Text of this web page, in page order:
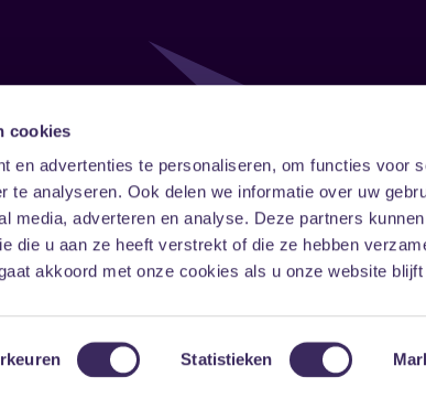
cookies
en advertenties te personaliseren, om functies voor
te analyseren. Ook delen we informatie over uw
media, adverteren en analyse. Deze partners
die u aan ze heeft verstrekt of die ze hebben
akkoord met onze cookies als u onze website blijft
Statistieken
Follow
FacebookInstagramLinkedIn
Onze